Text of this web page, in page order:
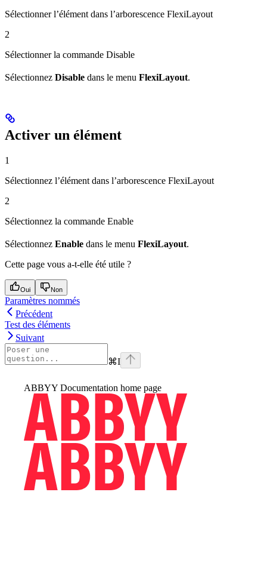
Sélectionner l’élément dans l’arborescence FlexiLayout
2
Sélectionner la commande Disable
Sélectionnez Disable dans le menu FlexiLayout.
Activer un élément
1
Sélectionnez l’élément dans l’arborescence FlexiLayout
2
Sélectionnez la commande Enable
Sélectionnez Enable dans le menu FlexiLayout.
Cette page vous a-t-elle été utile ?
Oui Non
Paramètres nommés
Précédent
Test des éléments
Suivant
⌘I
ABBYY Documentation home page